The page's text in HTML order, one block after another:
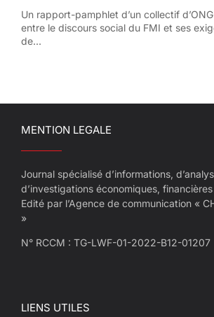
Un rapport-pamphlet d’un collectif
entre le discours social du FMI et ses
de...
MENTION LEGALE
Journal spécialisé d’informations,
d’investigations économiques,
Edité par l’Agence de communication «
»
N° RCCM : TG-LWF-01-2022-B12-01207
LIENS UTILES